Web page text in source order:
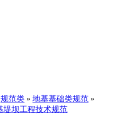
规范类 » 地基基础类规范 »
堤坝工程技术规范